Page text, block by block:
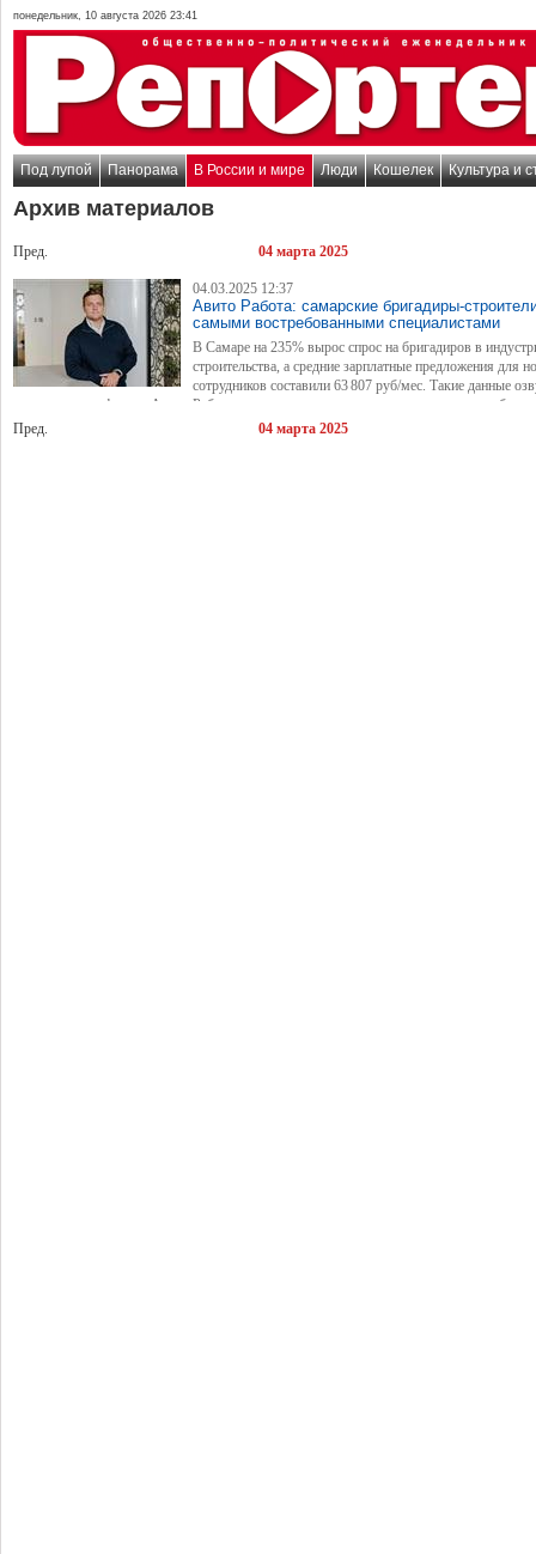
понедельник, 10 августа 2026 23:41
Под лупой Панорама В России и мире Люди Кошелек Культура и
Архив материалов
Пред. 04 марта 2025
04.03.2025 12:37
Авито Работа: самарские бригадиры-
самыми востребованными специалистами
В Самаре на 235% вырос спрос на бригадиров в
строительства, а средние зарплатные предложения для
сотрудников составили 63 807 руб/мес. Такие данные
аналитики платформы Авито Работа по результатам исследования активности
кандидатов в строительной сфере зимой 2024–2025.
Пред. 04 марта 2025